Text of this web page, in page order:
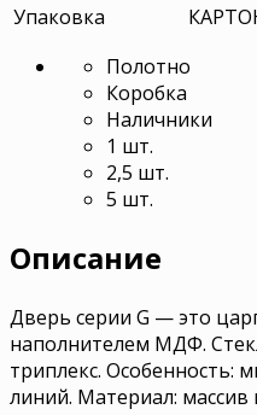
Упаковка
Полотно
Коробка
Наличники
1 шт.
2,5 шт.
5 шт.
Описание
Дверь серии G — это
наполнителем МДФ.
триплекс. Особенность:
линий. Материал: